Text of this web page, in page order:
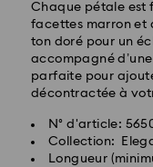
Chaque pétale est
facettes marron et
ton doré pour un
accompagné
parfaite pour
décontractée à
N° d'article:
Collection:
Longueur
Livraison express -